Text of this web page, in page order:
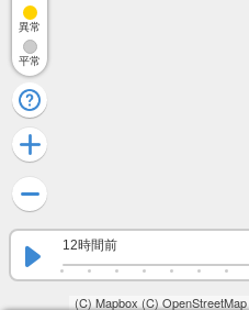
(C) Mapbox (C) OpenStreetMap
12時間前
異常
平常